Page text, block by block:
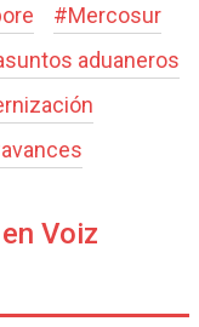
#Mercosur
aduaneros
avances
Voiz